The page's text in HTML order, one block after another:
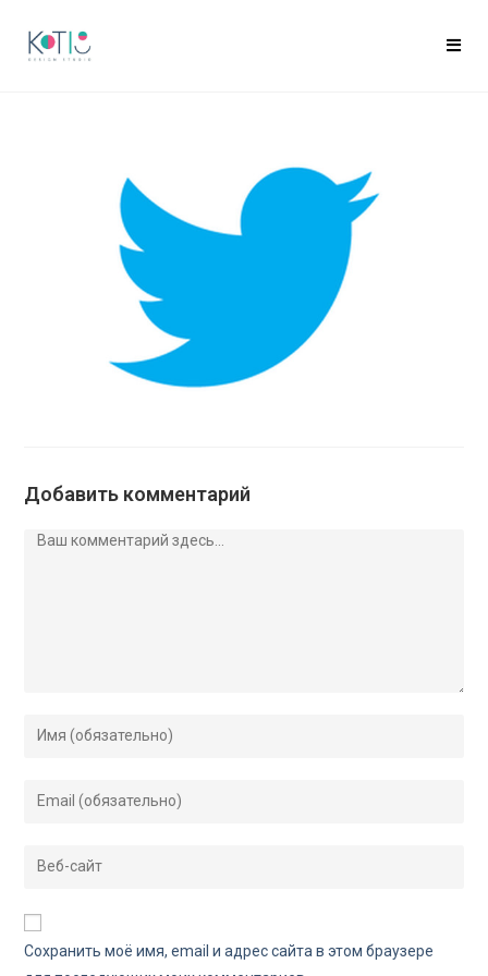
Добавить комментарий
Сохранить моё имя, email и адрес сайта в этом браузере